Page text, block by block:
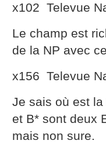
x102 Televue
Le champ est
de la NP avec
x156 Televue
Je sais où est la
et B* sont deux
mais non sure.